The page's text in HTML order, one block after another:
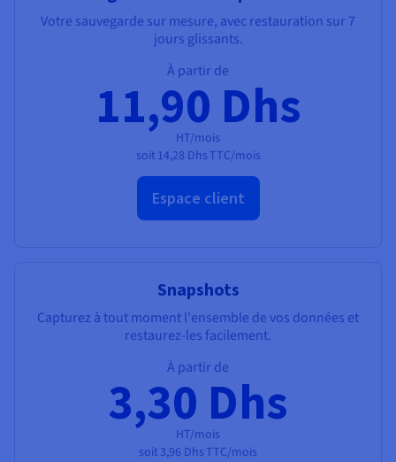
Votre sauvegarde sur mesure, avec restauration sur 7
jours glissants.
À partir de
11,90 Dhs
HT/mois
soit 14,28 DhsTTC/mois
Espace client
Snapshots
Capturez à tout moment l'ensemble de vos données et
restaurez-les facilement.
À partir de
3,30 Dhs
HT/mois
soit 3,96 DhsTTC/mois